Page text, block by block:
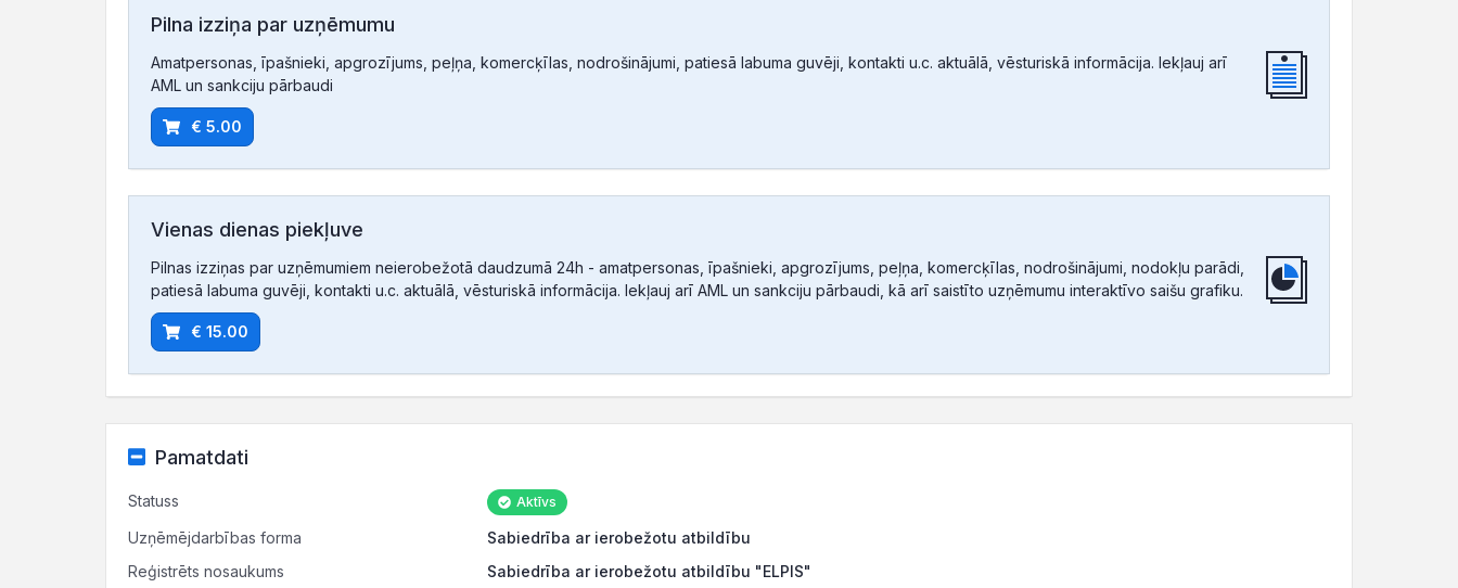
Pilna izziņa par uzņēmumu
Amatpersonas, īpašnieki, apgrozījums, peļņa, komercķīlas, nodrošinājumi, patiesā labuma guvēji, kontakti u.c. aktuālā, vēsturiskā informācija. Iekļauj arī
AML un sankciju pārbaudi
€ 5.00
Vienas dienas piekļuve
Pilnas izziņas par uzņēmumiem neierobežotā daudzumā 24h - amatpersonas, īpašnieki, apgrozījums, peļņa, komercķīlas, nodrošinājumi, nodokļu parādi,
patiesā labuma guvēji, kontakti u.c. aktuālā, vēsturiskā informācija. Iekļauj arī AML un sankciju pārbaudi, kā arī saistīto uzņēmumu interaktīvo saišu grafiku.
€ 15.00
Pamatdati
Statuss Aktīvs
Uzņēmējdarbības forma
Sabiedrība ar ierobežotu atbildību
Reģistrēts nosaukums
Sabiedrība ar ierobežotu atbildību "ELPIS"